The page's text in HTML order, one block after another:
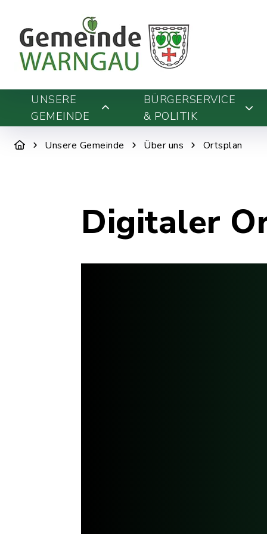
UNSERE
GEMEINDE
BÜRGERSERVICE
& POLITIK
Unsere Gemeinde Über uns Ortsplan
Digitaler